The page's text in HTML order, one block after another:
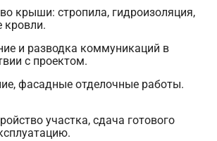
крыши: стропила, гидроизоляция,
кровли.
и разводка коммуникаций в
с проектом.
фасадные отделочные работы.
участка, сдача готового